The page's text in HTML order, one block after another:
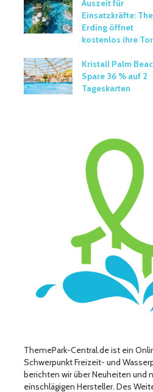
Auszeit für
Einsatzkräfte:
Erding öffnet
kostenlos ihre
Kristall Palm
Spare 36 % auf 2
Tageskarten
ThemePark-Central.de ist ein
Schwerpunkt Freizeit- und
berichten wir über Neuheiten und
einschlägigen Hersteller. Des